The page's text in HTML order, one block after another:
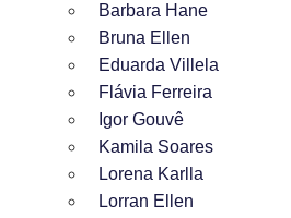
Barbara Hane
Bruna Ellen
Eduarda Villela
Flávia Ferreira
Igor Gouvê
Kamila Soares
Lorena Karlla
Lorran Ellen